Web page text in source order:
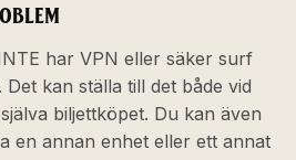
har VPN eller säker surf
kan ställa till det både vid
biljettköpet. Du kan även
en annan enhet eller ett annat